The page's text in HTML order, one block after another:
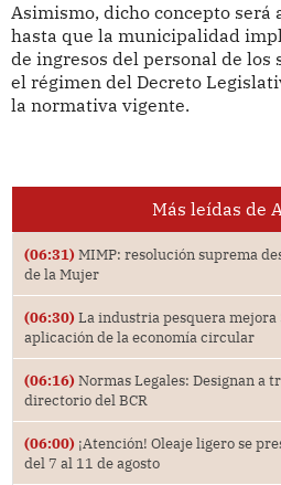
Asimismo, dicho concepto será
hasta que la municipalidad
de ingresos del personal de
el régimen del Decreto
la normativa vigente.
Más leídas de
(06:31) MIMP: resolución suprema
de la Mujer
(06:30) La industria pesquera mejora
aplicación de la economía circular
(06:16) Normas Legales: Designan a
directorio del BCR
(06:00) ¡Atención! Oleaje ligero se
del 7 al 11 de agosto